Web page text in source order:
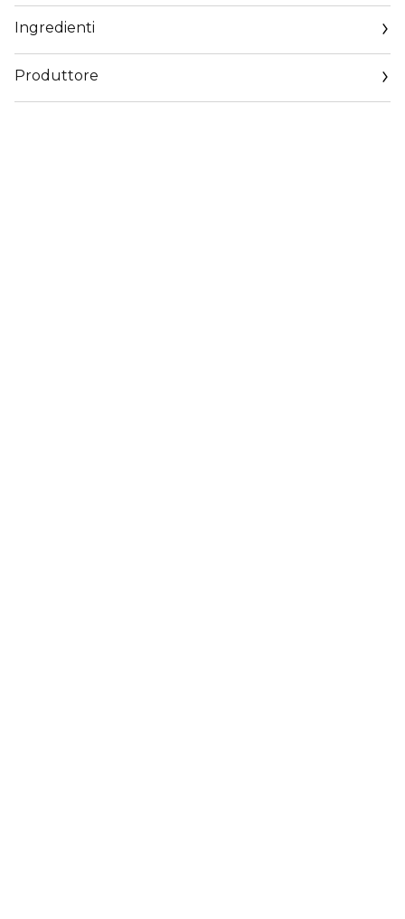
Narratore, eterno sognatore, profondo esploratore, Serge
Lutens ci trasporta in un mondo di sua creazione attraverso
questa nuova collezione di profumi AT HOME: cinque
Ingredienti
Produttore